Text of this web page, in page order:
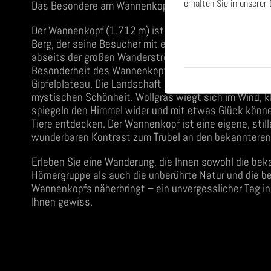
Das Besondere am Wannenkopf: Ein Ort der Stille
Der Wannenkopf (1.712 m) ist kein schroffer
Berg, der seine Besucher mit einer ganz eigenen
abseits der großen Wanderströme, finden Sie eine
Besonderheit des Wannenkopfs ist sein weitläufiges
Gipfelplateau. Die Landschaft hier oben ist
mystischen Schönheit. Wollgras wiegt sich im Wind,
spiegeln den Himmel wider und mit etwas Glück
Tiere entdecken. Der Wannenkopf ist eine eigene,
wunderbaren Kontrast zum Trubel an den
Erleben Sie eine Wanderung, die Ihnen sowohl die
Hörnergruppe als auch die unberührte Natur und die
Wannenkopfs näherbringt – ein unvergesslicher Tag
Ihnen gewiss.
erhalten Sie in